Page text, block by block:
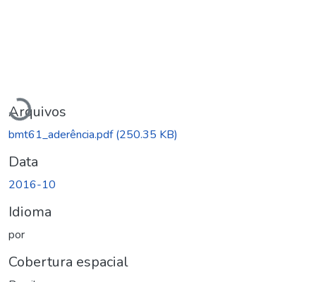
Carregando...
Arquivos
bmt61_aderência.pdf(250.35 KB)
Data
2016-10
Idioma
por
Cobertura espacial